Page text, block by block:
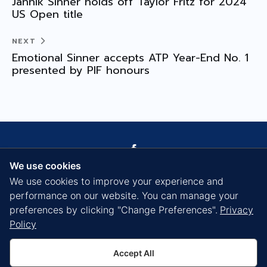
US Open title
NEXT
Emotional Sinner accepts ATP Year-End No. 1
presented by PIF honours
หน้าหลัก ข้อบังคับสมาคม
We use cookies
We use cookies to improve your experience and
performance on our website. You can manage your
preferences by clicking "Change Preferences". Privacy
Policy
Accept All